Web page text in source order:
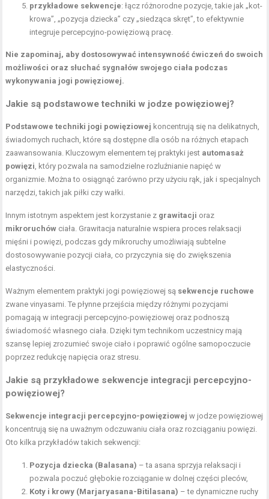
przykładowe sekwencje: łącz różnorodne pozycje, takie jak „kot-
krowa”, „pozycja dziecka” czy „siedząca skręt”, to efektywnie
integruje percepcyjno-powięziową pracę.
Nie zapominaj, aby dostosowywać intensywność ćwiczeń do swoich
możliwości oraz słuchać sygnałów swojego ciała podczas
wykonywania jogi powięziowej.
Jakie są podstawowe techniki w jodze powięziowej?
Podstawowe techniki jogi powięziowej koncentrują się na delikatnych,
świadomych ruchach, które są dostępne dla osób na różnych etapach
zaawansowania. Kluczowym elementem tej praktyki jest automasaż
powięzi , który pozwala na samodzielne rozluźnianie napięć w
organizmie. Można to osiągnąć zarówno przy użyciu rąk, jak i specjalnych
narzędzi, takich jak piłki czy wałki.
Innym istotnym aspektem jest korzystanie z grawitacji oraz
mikroruchów ciała. Grawitacja naturalnie wspiera proces relaksacji
mięśni i powięzi, podczas gdy mikroruchy umożliwiają subtelne
dostosowywanie pozycji ciała, co przyczynia się do zwiększenia
elastyczności.
Ważnym elementem praktyki jogi powięziowej są sekwencje ruchowe
zwane vinyasami. Te płynne przejścia między różnymi pozycjami
pomagają w integracji percepcyjno-powięziowej oraz podnoszą
świadomość własnego ciała. Dzięki tym technikom uczestnicy mają
szansę lepiej zrozumieć swoje ciało i poprawić ogólne samopoczucie
poprzez redukcję napięcia oraz stresu.
Jakie są przykładowe sekwencje integracji percepcyjno-
powięziowej?
Sekwencje integracji percepcyjno-powięziowej w jodze powięziowej
koncentrują się na uważnym odczuwaniu ciała oraz rozciąganiu powięzi.
Oto kilka przykładów takich sekwencji:
Pozycja dziecka (Balasana) – ta asana sprzyja relaksacji i
pozwala poczuć głębokie rozciąganie w dolnej części pleców,
Koty i krowy (Marjaryasana-Bitilasana) – te dynamiczne ruchy